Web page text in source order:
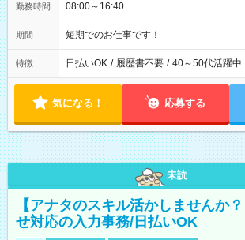
勤務時間 08:00～16:40
期間 短期でのお仕事です！
特徴 日払いOK / 履歴書不要 / 40～50代活躍中
気になる！ 応募する
未読
【アナタのスキル活かしませんか
せ対応の入力事務/日払いOK